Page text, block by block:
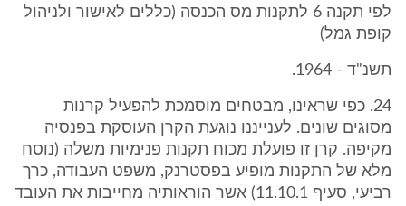
לפי תקנה 6 לתקנות מס הכנסה (כללים לאישור ולניהול
קופת גמל)
תשנ"ד - 1964.
24. כפי שראינו, מבטחים מוסמכת להפעיל קרנות
מסוגים שונים. לענייננו נוגעת הקרן העוסקת בפנסיה
מקיפה. קרן זו פועלת מכוח תקנות פנימיות משלה (נוסח
מלא של התקנות מופיע בפסטרנק, משפט העבודה, כרך
רביעי, סעיף 11.10.1) אשר הוראותיה מחייבות את העובד